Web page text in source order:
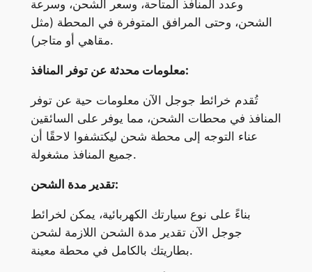
وعدد المنافذ المتاحة، وسعر الشحن، وسرعة
الشحن، وحتى المرافق المتوفرة في المحطة (مثل
مقاهي أو متاجر).
معلومات محدثة عن توفر المنافذ:
تُقدم خرائط جوجل الآن معلومات حية عن توفر
المنافذ في محطات الشحن، مما يوفر على السائقين
عناء التوجه إلى محطة شحن ليكتشفوا لاحقًا أن
جميع المنافذ مشغولة.
تقدير مدة الشحن:
بناءً على نوع سيارتك الكهربائية، يمكن لخرائط
جوجل الآن تقدير مدة الشحن اللازمة لشحن
بطاريتك بالكامل في محطة معينة.